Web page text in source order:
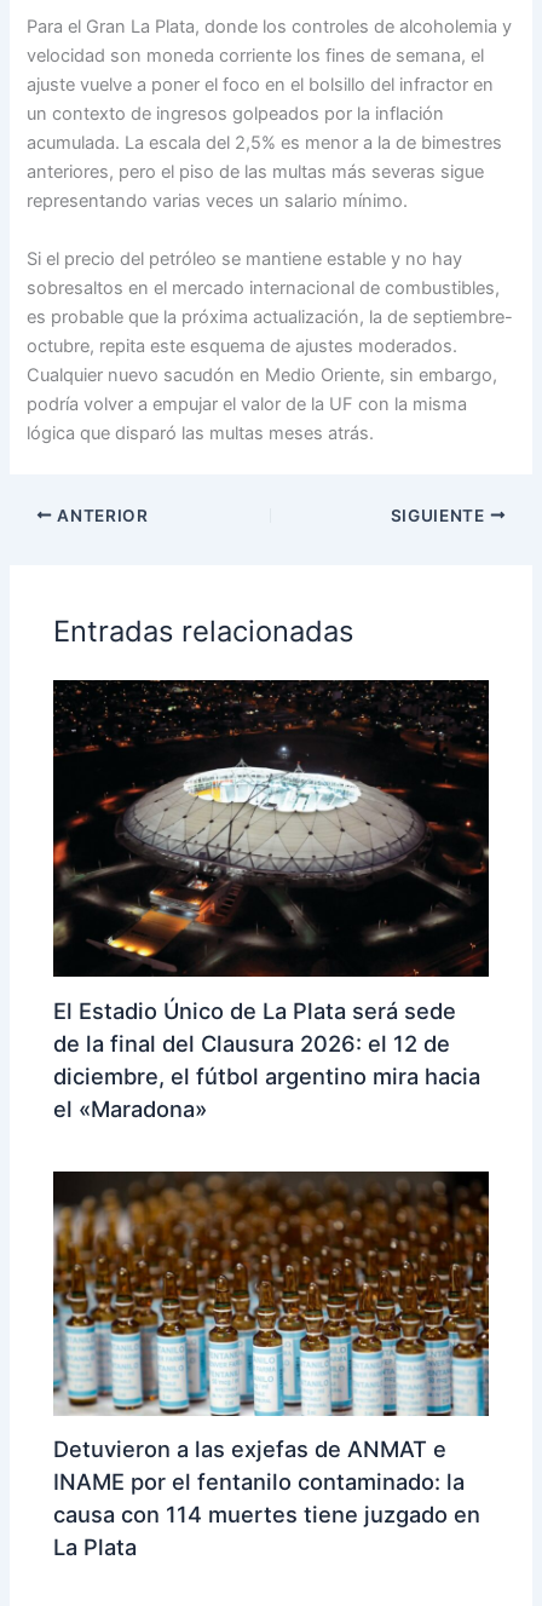
Para el Gran La Plata, donde los controles de alcoholemia y
velocidad son moneda corriente los fines de semana, el
ajuste vuelve a poner el foco en el bolsillo del infractor en
un contexto de ingresos golpeados por la inflación
acumulada. La escala del 2,5% es menor a la de bimestres
anteriores, pero el piso de las multas más severas sigue
representando varias veces un salario mínimo.
Si el precio del petróleo se mantiene estable y no hay
sobresaltos en el mercado internacional de combustibles,
es probable que la próxima actualización, la de septiembre-
octubre, repita este esquema de ajustes moderados.
Cualquier nuevo sacudón en Medio Oriente, sin embargo,
podría volver a empujar el valor de la UF con la misma
lógica que disparó las multas meses atrás.
ANTERIOR SIGUIENTE
Entradas relacionadas
El Estadio Único de La Plata será sede
de la final del Clausura 2026: el 12 de
diciembre, el fútbol argentino mira hacia
el «Maradona»
Detuvieron a las exjefas de ANMAT e
INAME por el fentanilo contaminado: la
causa con 114 muertes tiene juzgado en
La Plata